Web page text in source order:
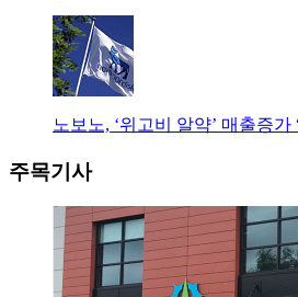
노보노, ‘위고비 알약’ 매출증
주목기사